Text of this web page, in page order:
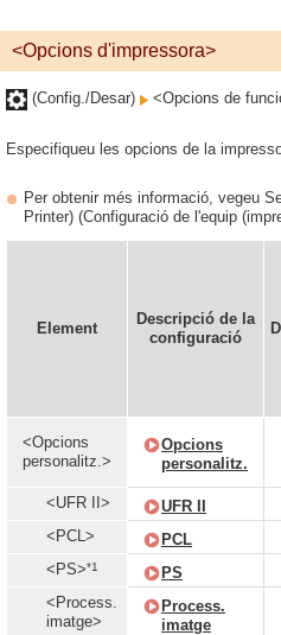
<Opcions d'impressora>
(Config./Desar) <Opcions de
Especifiqueu les opcions de la
Per obtenir més informació, vegeu
Printer) (Configuració de l'equip
Element
Descripció de la
configuració
<Opcions
personalitz.>
Opcions
personalitz.
<UFR II> UFR II
<PCL>
PCL
<PS>*1 PS
<Process.
imatge>
Process.
imatge